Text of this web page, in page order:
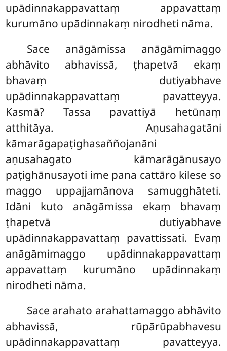
upādinnakappavattaṃ appavattaṃ
kurumāno upādinnakaṃ nirodheti nāma.
Sace anāgāmissa anāgāmimaggo
abhāvito abhavissā, ṭhapetvā ekaṃ
bhavaṃ dutiyabhave
upādinnakappavattaṃ pavatteyya.
Kasmā? Tassa pavattiyā hetūnaṃ
atthitāya. Aṇusahagatāni
kāmarāgapaṭighasaññojanāni
aṇusahagato kāmarāgānusayo
paṭighānusayoti ime pana cattāro kilese so
maggo uppajjamānova samugghāteti.
Idāni kuto anāgāmissa ekaṃ bhavaṃ
ṭhapetvā dutiyabhave
upādinnakappavattaṃ pavattissati. Evaṃ
anāgāmimaggo upādinnakappavattaṃ
appavattaṃ kurumāno upādinnakaṃ
nirodheti nāma.
Sace arahato arahattamaggo abhāvito
abhavissā, rūpārūpabhavesu
upādinnakappavattaṃ pavatteyya.